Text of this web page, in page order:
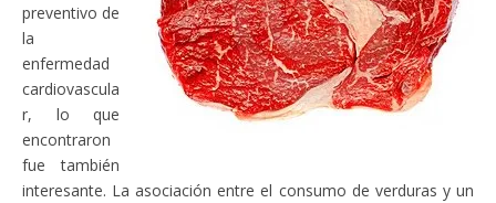
preventivo de
la
enfermedad
cardiovascula
r, lo que
encontraron
fue también
interesante. La asociación entre el consumo de verduras y un